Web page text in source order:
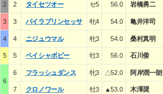
2 2 タイセツオー セ5 56.0 岩橋勇二
3 3 バイラプリンセッサ 牝4 54.0 亀井洋司
4 4 ニジュウマル 牝3 54.0 桑村真明
5 5 ペイシャボビー 牡3 56.0 石川倭
6
6 フラッシュダンス 牝3 △52.0 阿岸潤一朗
7 クロノワール 牡3 ▲53.0 木澤奨